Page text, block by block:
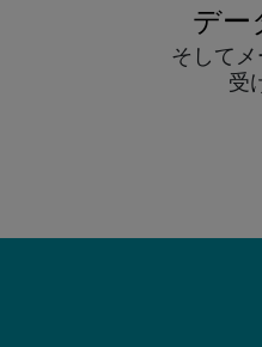
デー
そして
受